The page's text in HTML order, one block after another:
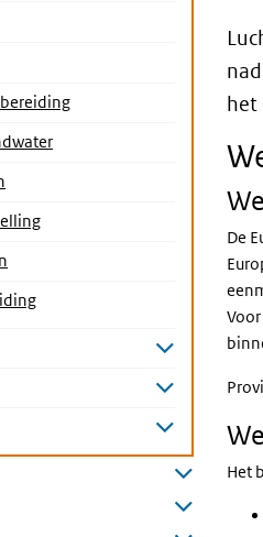
het
De
Het